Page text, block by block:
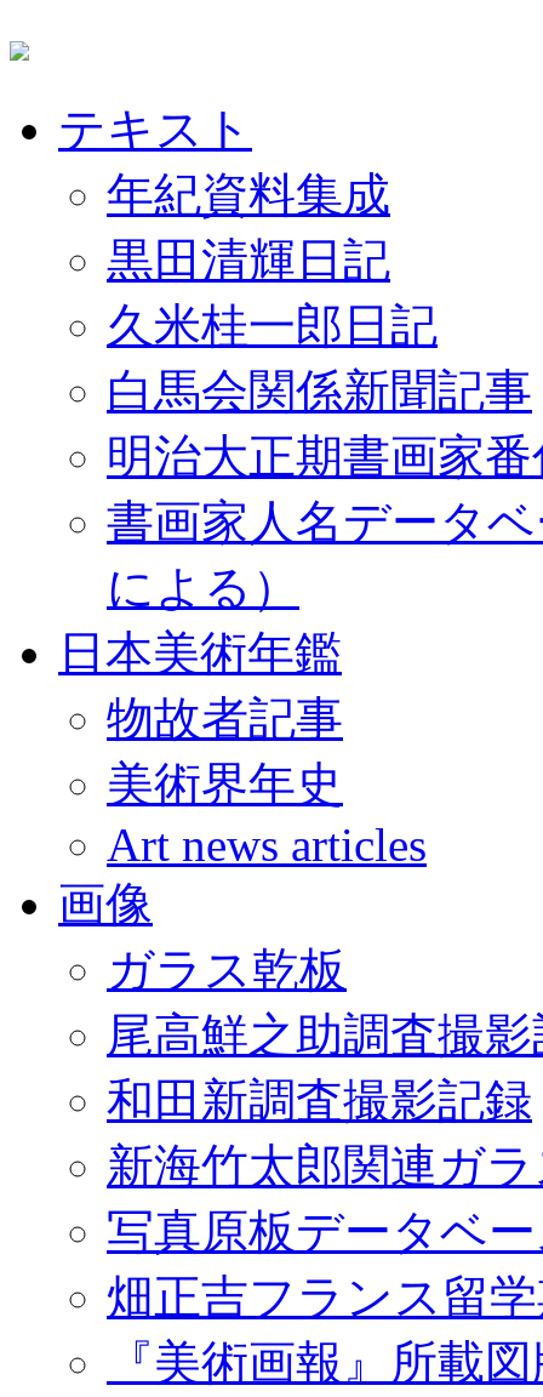
テキスト
年紀資料集成
黒田清輝日記
久米桂一郎日記
白馬会関係新聞記事
明治大正期書画家
書画家人名データ
による）
日本美術年鑑
物故者記事
美術界年史
Art news articles
画像
ガラス乾板
尾高鮮之助調査撮
和田新調査撮影記録
新海竹太郎関連ガ
写真原板データベ
畑正吉フランス留
『美術画報』所載